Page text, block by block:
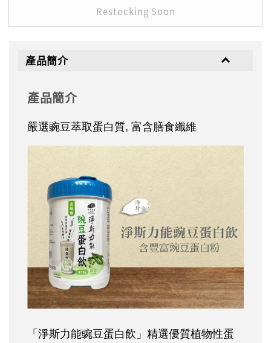
Restocking Soon
產品簡介
產品簡介
嚴選豌豆萃取蛋白質, 富含膳食纖維
「淨斯力能豌豆蛋白飲」精選優質植物性蛋